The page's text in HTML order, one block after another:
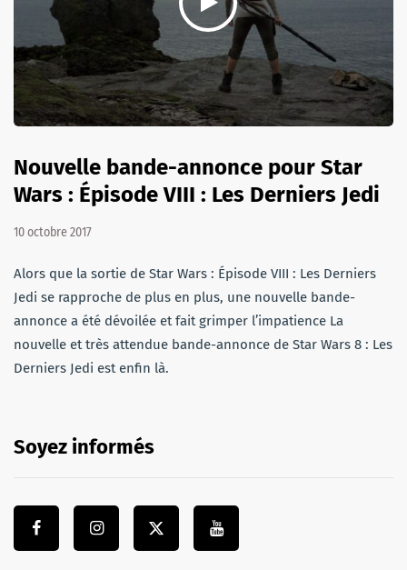
Nouvelle bande-annonce pour Star
Wars : Épisode VIII : Les Derniers Jedi
10 octobre 2017
Alors que la sortie de Star Wars : Épisode VIII : Les Derniers
Jedi se rapproche de plus en plus, une nouvelle bande-
annonce a été dévoilée et fait grimper l’impatience La
nouvelle et très attendue bande-annonce de Star Wars 8 : Les
Derniers Jedi est enfin là.
Soyez informés